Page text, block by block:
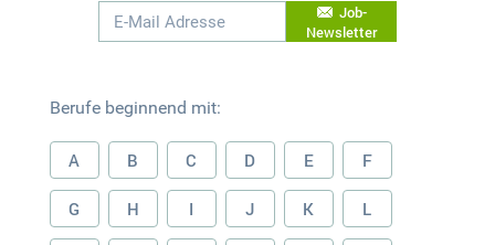
Job-
Newsletter
Berufe beginnend mit:
A B C D E F
G H I J K L